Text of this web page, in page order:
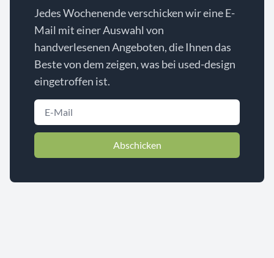
Jedes Wochenende verschicken wir eine E-
Mail mit einer Auswahl von
handverlesenen Angeboten, die Ihnen das
Beste von dem zeigen, was bei used-design
eingetroffen ist.
Abschicken